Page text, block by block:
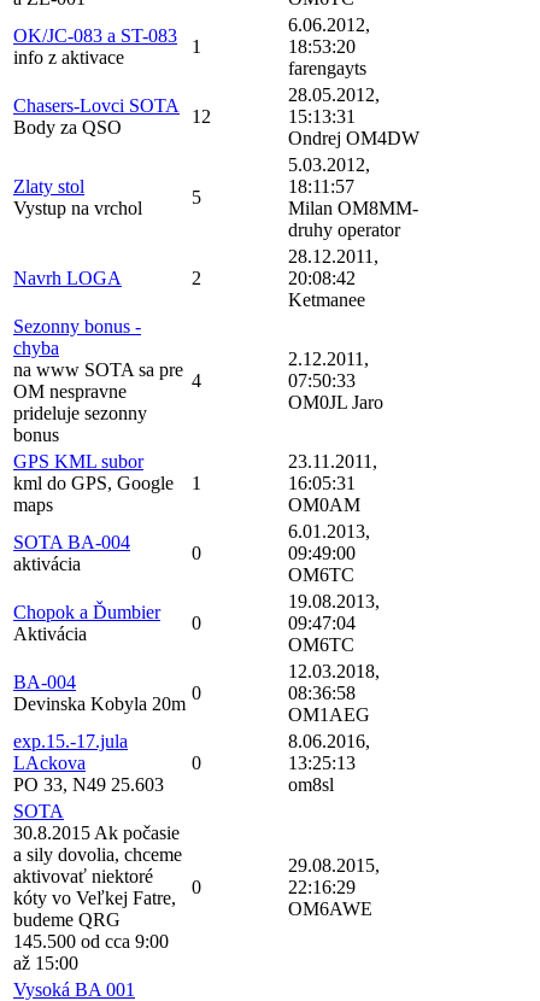
OK/JC-083 a ST-083
info z aktivace
1
6.06.2012,
18:53:20
farengayts
Chasers-Lovci SOTA
Body za QSO
12
28.05.2012,
15:13:31
Ondrej OM4DW
Zlaty stol
Vystup na vrchol
5
5.03.2012,
18:11:57
Milan OM8MM-
druhy operator
Navrh LOGA 2
28.12.2011,
20:08:42
Ketmanee
Sezonny bonus -
chyba
na www SOTA sa pre
OM nespravne
prideluje sezonny
bonus
4
2.12.2011,
07:50:33
OM0JL Jaro
GPS KML subor
kml do GPS, Google
maps
1
23.11.2011,
16:05:31
OM0AM
SOTA BA-004
aktivácia
0
6.01.2013,
09:49:00
OM6TC
Chopok a Ďumbier
Aktivácia
0
19.08.2013,
09:47:04
OM6TC
BA-004
Devinska Kobyla 20m
0
12.03.2018,
08:36:58
OM1AEG
exp.15.-17.jula
LAckova
PO 33, N49 25.603
0
8.06.2016,
13:25:13
om8sl
SOTA
30.8.2015 Ak počasie
a sily dovolia, chceme
aktivovať niektoré
kóty vo Veľkej Fatre,
budeme QRG
145.500 od cca 9:00
až 15:00
0
29.08.2015,
22:16:29
OM6AWE
Vysoká BA 001